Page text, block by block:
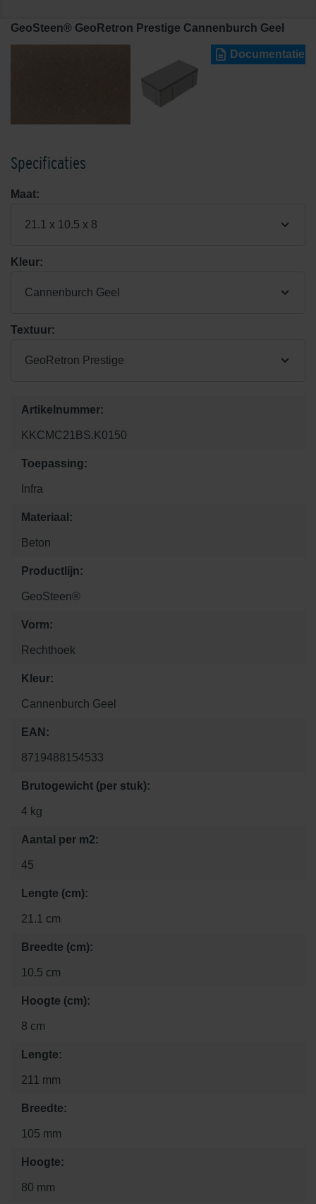
GeoSteen® GeoRetron Prestige Cannenburch Geel
Documentatie
Specificaties
Maat:
21.1 x 10.5 x 8
Kleur:
Cannenburch Geel
Textuur:
GeoRetron Prestige
Artikelnummer:
KKCMC21BS.K0150
Toepassing:
Infra
Materiaal:
Beton
Productlijn:
GeoSteen®
Vorm:
Rechthoek
Kleur:
Cannenburch Geel
EAN:
8719488154533
Brutogewicht (per stuk):
4 kg
Aantal per m2:
45
Lengte (cm):
21.1 cm
Breedte (cm):
10.5 cm
Hoogte (cm):
8 cm
Lengte:
211 mm
Breedte:
105 mm
Hoogte:
80 mm